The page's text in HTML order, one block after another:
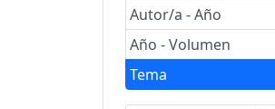
Autor/a - Año
Año - Volumen
Tema